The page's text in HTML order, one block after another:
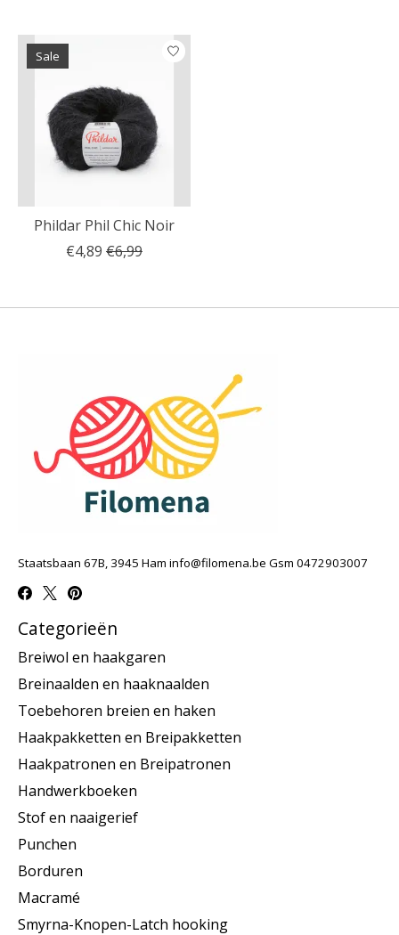
Sale
Phildar Phil Chic Noir
€4,89 €6,99
Staatsbaan 67B, 3945 Ham info@filomena.be Gsm 0472903007
Categorieën
Breiwol en haakgaren
Breinaalden en haaknaalden
Toebehoren breien en haken
Haakpakketten en Breipakketten
Haakpatronen en Breipatronen
Handwerkboeken
Stof en naaigerief
Punchen
Borduren
Macramé
Smyrna-Knopen-Latch hooking